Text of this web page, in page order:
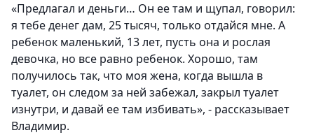
«Предлагал и деньги… Он ее там и щупал, говорил:
я тебе денег дам, 25 тысяч, только отдайся мне. А
ребенок маленький, 13 лет, пусть она и рослая
девочка, но все равно ребенок. Хорошо, там
получилось так, что моя жена, когда вышла в
туалет, он следом за ней забежал, закрыл туалет
изнутри, и давай ее там избивать», - рассказывает
Владимир.